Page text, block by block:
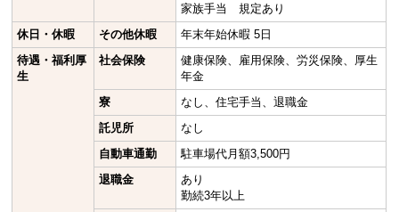
家族手当 規定あり
休日・休暇
その他休暇
年末年始休暇 5日
待遇・福利厚
生
社会保険
健康保険、雇用保険、労災保険、厚生
年金
寮
なし、住宅手当、退職金
託児所
なし
自動車通勤
駐車場代月額3,500円
退職金
あり
勤続3年以上